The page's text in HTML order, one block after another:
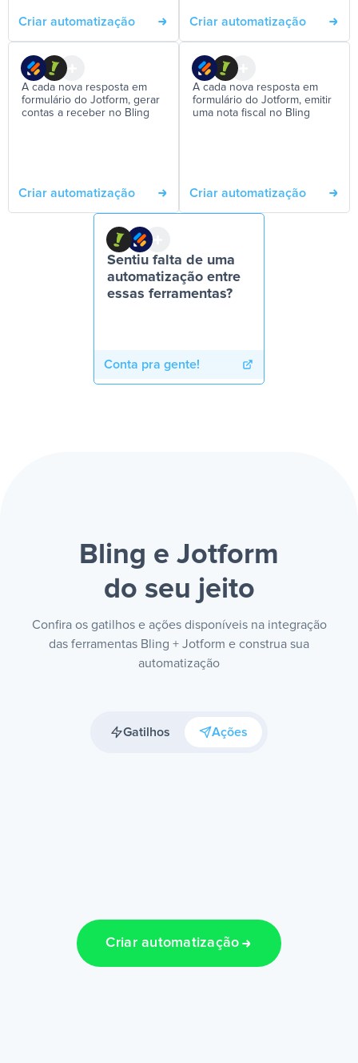
Criar automatização Criar automatização
A cada nova resposta em
formulário do Jotform, gerar
contas a receber no Bling
Criar automatização
A cada nova resposta em
formulário do Jotform, emitir
uma nota fiscal no Bling
Criar automatização
Sentiu falta de uma
automatização entre
essas ferramentas?
Conta pra gente!
Bling e Jotform
do seu jeito
Confira os gatilhos e ações disponíveis na integração
das ferramentas Bling + Jotform e construa sua
automatização
Gatilhos Ações
Criar automatização